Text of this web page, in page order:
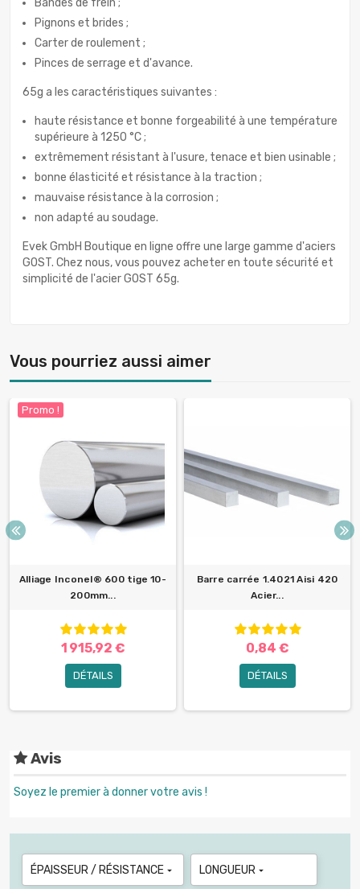
Bandes de frein ;
Pignons et brides ;
Carter de roulement ;
Pinces de serrage et d'avance.
65g a les caractéristiques suivantes :
haute résistance et bonne forgeabilité à une température
supérieure à 1250 °C ;
extrêmement résistant à l'usure, tenace et bien usinable ;
bonne élasticité et résistance à la traction ;
mauvaise résistance à la corrosion ;
non adapté au soudage.
Evek GmbH Boutique en ligne offre une large gamme d'aciers
GOST. Chez nous, vous pouvez acheter en toute sécurité et
simplicité de l'acier GOST 65g.
Vous pourriez aussi aimer
Promo !
Alliage Inconel® 600 tige 10-
200mm...
1 915,92 €
DÉTAILS
Barre carrée 1.4021 Aisi 420
Acier...
0,84 €
DÉTAILS
Avis
Soyez le premier à donner votre avis !
ÉPAISSEUR / RÉSISTANCE  LONGUEUR 